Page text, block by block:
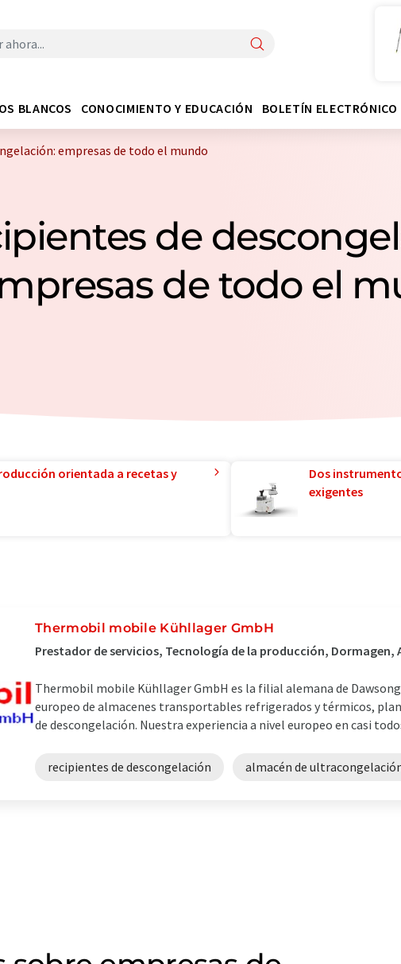
BLANCOS CONOCIMIENTO Y EDUCACIÓN BOLETÍN ELECTRÓNICO
empresas de todo el mundo
de
de todo el
orientada a recetas y
Dos
exigentes
Thermobil mobile Kühllager GmbH
Prestador de servicios, Tecnología de la producción, Dormagen,
Thermobil mobile Kühllager GmbH es la filial alemana de
europeo de almacenes transportables refrigerados y térmicos,
de descongelación. Nuestra experiencia a nivel europeo en casi
recipientes de descongelación almacén de